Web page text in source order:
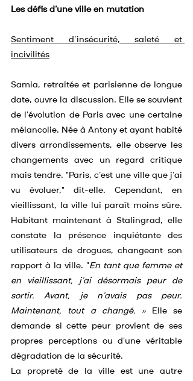
Les défis d’une ville en mutation
Sentiment d’insécurité, saleté et
incivilités
Samia, retraitée et parisienne de longue
date, ouvre la discussion. Elle se souvient
de l'évolution de Paris avec une certaine
mélancolie. Née à Antony et ayant habité
divers arrondissements, elle observe les
changements avec un regard critique
mais tendre. "Paris, c’est une ville que j’ai
vu évoluer," dit-elle. Cependant, en
vieillissant, la ville lui paraît moins sûre.
Habitant maintenant à Stalingrad, elle
constate la présence inquiétante des
utilisateurs de drogues, changeant son
rapport à la ville. "En tant que femme et
en vieillissant, j’ai désormais peur de
sortir. Avant, je n’avais pas peur.
Maintenant, tout a changé. » Elle se
demande si cette peur provient de ses
propres perceptions ou d'une véritable
dégradation de la sécurité.
La propreté de la ville est une autre